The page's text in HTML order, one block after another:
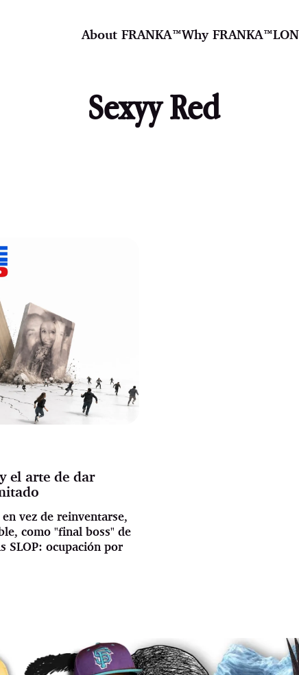
About FRANKA™️Why FRANKA™️
Sexyy Red
el arte de dar
vez de reinventarse,
como "final boss" de
SLOP: ocupación por